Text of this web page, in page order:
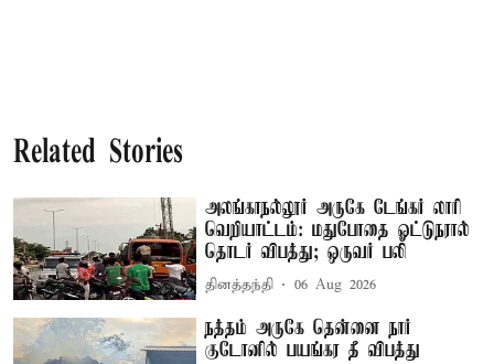
Related Stories
அலங்காநல்லூர் அருகே டேங்கர் லாரி
வெறியாட்டம்: மதுபோதை ஓட்டுநரால்
தொடர் விபத்து; ஒருவர் பலி
தினத்தந்தி 06 Aug 2026
நத்தம் அருகே தென்னை நார்
குடோனில் பயங்கர தீ விபத்து